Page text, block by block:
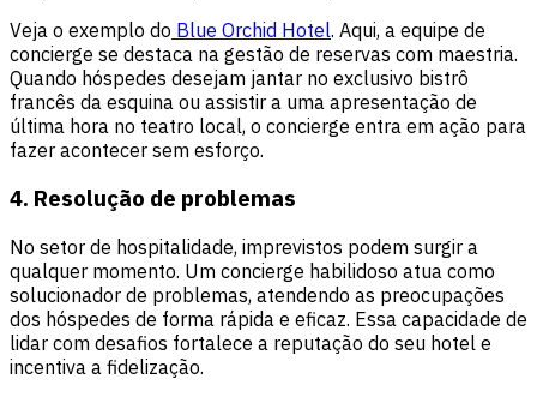
Veja o exemplo do Blue Orchid Hotel. Aqui, a equipe de
concierge se destaca na gestão de reservas com maestria.
Quando hóspedes desejam jantar no exclusivo bistrô
francês da esquina ou assistir a uma apresentação de
última hora no teatro local, o concierge entra em ação para
fazer acontecer sem esforço.
4. Resolução de problemas
No setor de hospitalidade, imprevistos podem surgir a
qualquer momento. Um concierge habilidoso atua como
solucionador de problemas, atendendo as preocupações
dos hóspedes de forma rápida e eficaz. Essa capacidade de
lidar com desafios fortalece a reputação do seu hotel e
incentiva a fidelização.